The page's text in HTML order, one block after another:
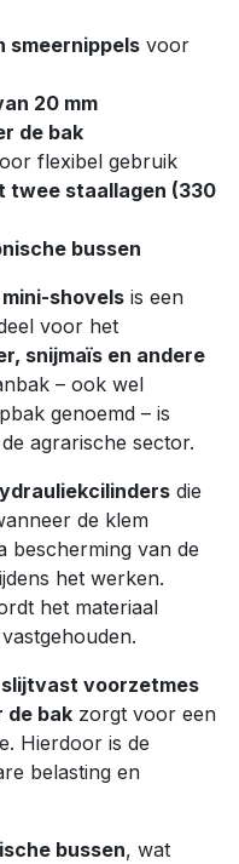
smeernippels voor
20 mm
de bak
flexibel gebruik
twee staallagen (330
bussen
shovels is een
voor het
snijmaïs en andere
– ook wel
genoemd – is
agrarische sector.
die
de klem
bescherming van de
het werken.
het materiaal
slijtvast voorzetmes
de bak zorgt voor een
Hierdoor is de
belasting en
bussen, wat